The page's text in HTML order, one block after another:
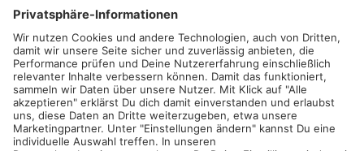
02501 801 44 84
service@topfarmplan.de
Sei immer auf dem Laufenden!
Neue Features, spannende Tipps und hilfreiche Anleitungen!